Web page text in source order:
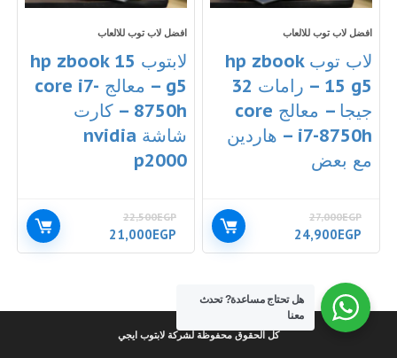
افضل لاب توب للالعاب
لاب توب hp zbook
15 g5 – رامات 32
جيجا – معالج core
i7-8750h – هاردين
مع بعض
27,000EGP
السعر
الأصلي
27,000EGP.
24,900EGP
الحالي
افضل لاب توب للالعاب
لابتوب hp zbook 15
g5 – معالج core i7-
8750h – كارت
شاشة nvidia
p2000
22,500EGP
السعر
الأصلي
21,000EGP
الحالي
كل الحقوق محفوظة لشركة لابتوب ايجي
هل تحتاج مساعدة?تحدث
معنا